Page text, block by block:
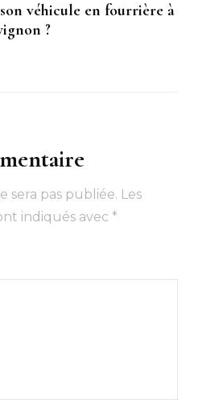
véhicule en fourrière à
?
sera pas publiée. Les
indiqués avec *